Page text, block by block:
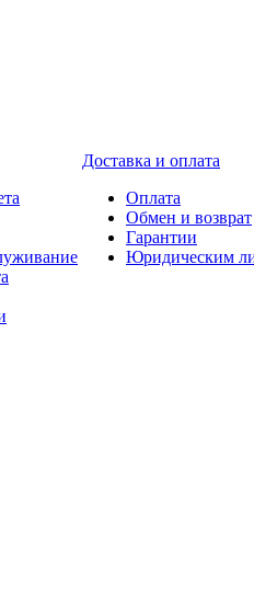
Доставка и оплата
Оплата
Обмен и возврат
Гарантии
Юридическим